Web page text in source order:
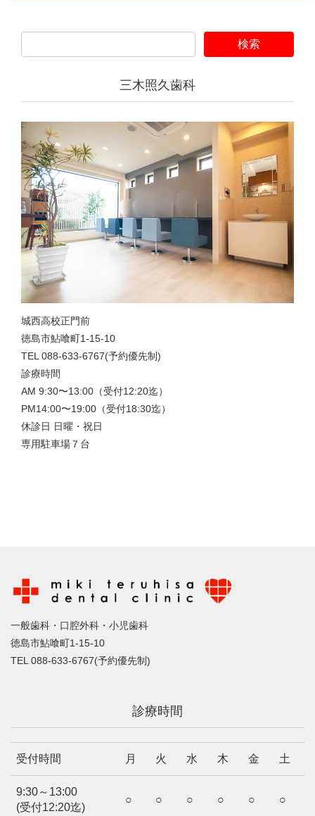
三木照久歯科
城西高校正門前
徳島市鮎喰町1-15-10
TEL 088-633-6767(予約優先制)
診療時間
AM 9:30〜13:00（受付12:20迄）
PM14:00〜19:00（受付18:30迄）
休診日 日曜・祝日
専用駐車場７台
一般歯科・口腔外科・小児歯科
徳島市鮎喰町1-15-10
TEL 088-633-6767(予約優先制)
診療時間
受付時間 月 火 水 木 金 土
9:30～13:00
(受付12:20迄)
○ ○ ○ ○ ○ ○